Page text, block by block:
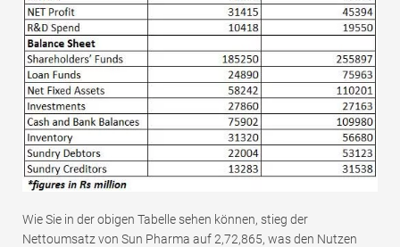
Wie Sie in der obigen Tabelle sehen können, stieg der
Nettoumsatz von Sun Pharma auf 2,72,865, was den Nutzen